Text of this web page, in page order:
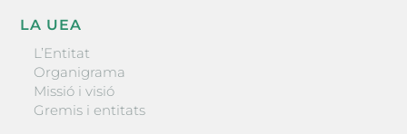
LA UEA
L’Entitat
Organigrama
Missió i visió
Gremis i entitats